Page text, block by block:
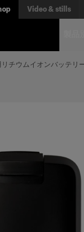
Video & stills
リチウムイオンバッテリ